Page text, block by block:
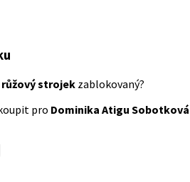
strojek zablokovaný?
pro Dominika Atigu Sobotková